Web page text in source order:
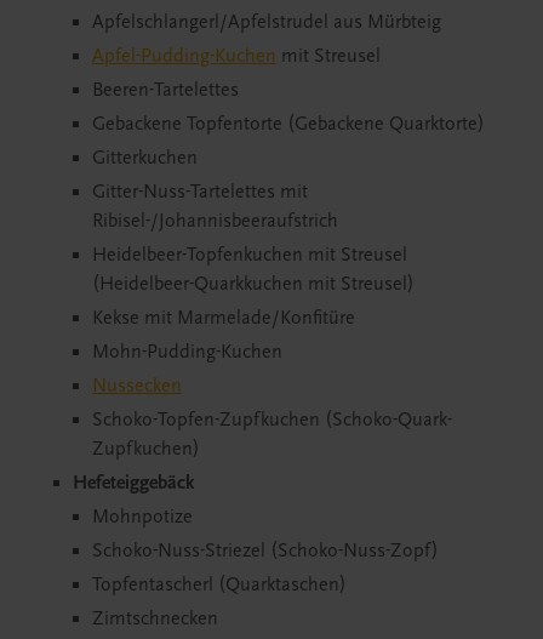
Apfelschlangerl/Apfelstrudel aus Mürbteig
Apfel-Pudding-Kuchen mit Streusel
Beeren-Tartelettes
Gebackene Topfentorte (Gebackene Quarktorte)
Gitterkuchen
Gitter-Nuss-Tartelettes mit
Ribisel-/Johannisbeeraufstrich
Heidelbeer-Topfenkuchen mit Streusel
(Heidelbeer-Quarkkuchen mit Streusel)
Kekse mit Marmelade/Konfitüre
Mohn-Pudding-Kuchen
Nussecken
Schoko-Topfen-Zupfkuchen (Schoko-Quark-
Zupfkuchen)
Hefeteiggebäck
Mohnpotize
Schoko-Nuss-Striezel (Schoko-Nuss-Zopf)
Topfentascherl (Quarktaschen)
Zimtschnecken